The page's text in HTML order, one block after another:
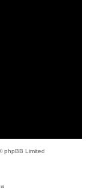
phpBB Limited